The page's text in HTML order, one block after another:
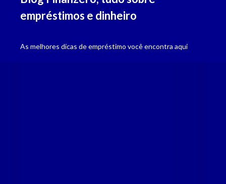
Seriedade
Empresa devidamente regulamentada pelo BACEN, compromisso
empréstimos e dinheiro
As melhores dicas de empréstimo você encontra aqui